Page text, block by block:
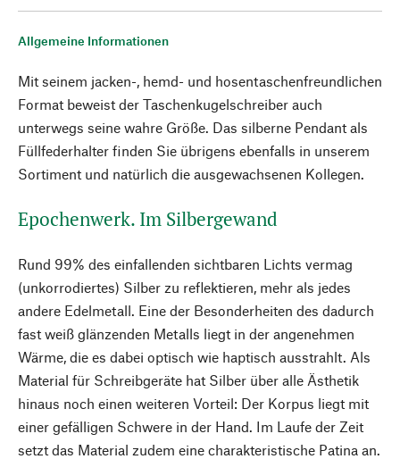
Allgemeine Informationen
Mit seinem jacken-, hemd- und hosentaschenfreundlichen
Format beweist der Taschenkugelschreiber auch
unterwegs seine wahre Größe. Das silberne Pendant als
Füllfederhalter finden Sie übrigens ebenfalls in unserem
Sortiment und natürlich die ausgewachsenen Kollegen.
Epochenwerk. Im Silbergewand
Rund 99% des einfallenden sichtbaren Lichts vermag
(unkorrodiertes) Silber zu reflektieren, mehr als jedes
andere Edelmetall. Eine der Besonderheiten des dadurch
fast weiß glänzenden Metalls liegt in der angenehmen
Wärme, die es dabei optisch wie haptisch ausstrahlt. Als
Material für Schreibgeräte hat Silber über alle Ästhetik
hinaus noch einen weiteren Vorteil: Der Korpus liegt mit
einer gefälligen Schwere in der Hand. Im Laufe der Zeit
setzt das Material zudem eine charakteristische Patina an.